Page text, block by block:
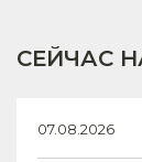
СЕЙЧАС
07.08.2026